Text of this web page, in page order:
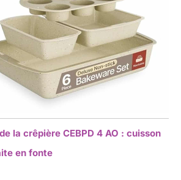
la crêpière CEBPD 4 AO : cuisson
en fonte